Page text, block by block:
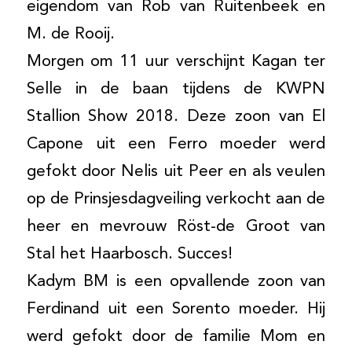
eigendom van Rob van Ruitenbeek en
M. de Rooij.
Morgen om 11 uur verschijnt Kagan ter
Selle in de baan tijdens de KWPN
Stallion Show 2018. Deze zoon van El
Capone uit een Ferro moeder werd
gefokt door Nelis uit Peer en als veulen
op de Prinsjesdagveiling verkocht aan de
heer en mevrouw Röst-de Groot van
Stal het Haarbosch. Succes!
Kadym BM is een opvallende zoon van
Ferdinand uit een Sorento moeder. Hij
werd gefokt door de familie Mom en